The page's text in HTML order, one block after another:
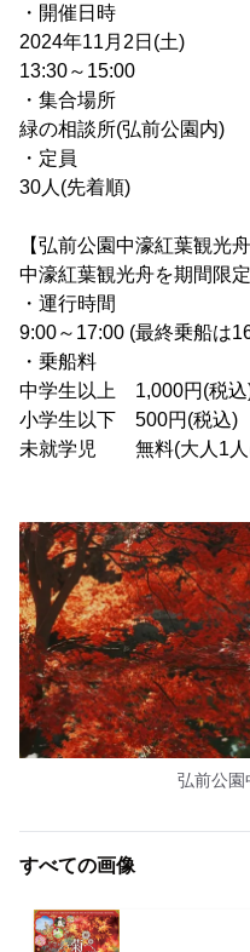
・開催日時
2024年11月2日(土)
13:30～15:00
・集合場所
緑の相談所(弘前公園内)
・定員
30人(先着順)
【弘前公園中濠紅葉観光舟
中濠紅葉観光舟を期間限
・運行時間
9:00～17:00 (最終乗船は
・乗船料
中学生以上 1,000円(税込
小学生以下 500円(税込)
未就学児 無料(大人1人
弘前公園
すべての画像